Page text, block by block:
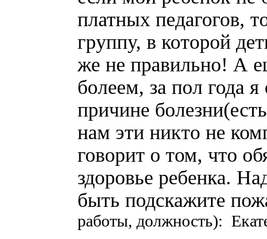
платных педагогов,
группу, в которой
же не правильно! А
болеем, за пол года
причине
нам эти никто не
говорит о том, что
здоровье ребенка.
быть подскажите
работы, должность):